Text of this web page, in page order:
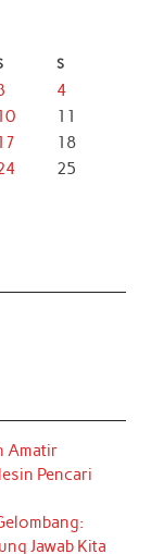
S
4
11
18
25
Amatir
Pencari
Jawab Kita